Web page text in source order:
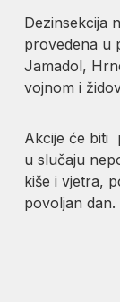
Dezinsekcija
provedena u
Jamadol,
vojnom i
Akcije će biti
u slučaju
kiše i vjetra,
povoljan dan.